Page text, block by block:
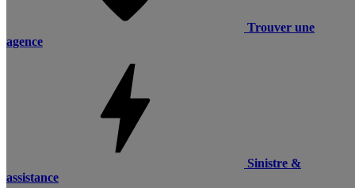
Trouver une
agence
Sinistre &
assistance